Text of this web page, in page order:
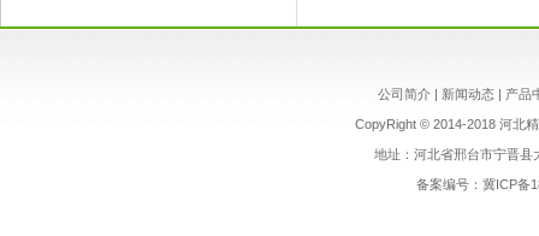
公司简介 | 新闻动态 | 产品
CopyRight © 2014-2018 河北
地址：河北省邢台市宁晋县
备案编号： 冀ICP备